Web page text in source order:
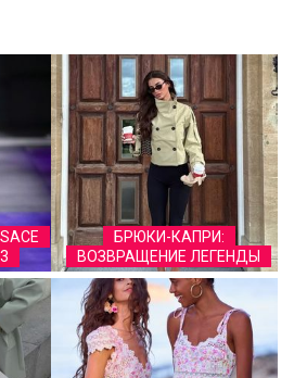
БРЮКИ-КАПРИ:
ВОЗВРАЩЕНИЕ ЛЕГЕНДЫ